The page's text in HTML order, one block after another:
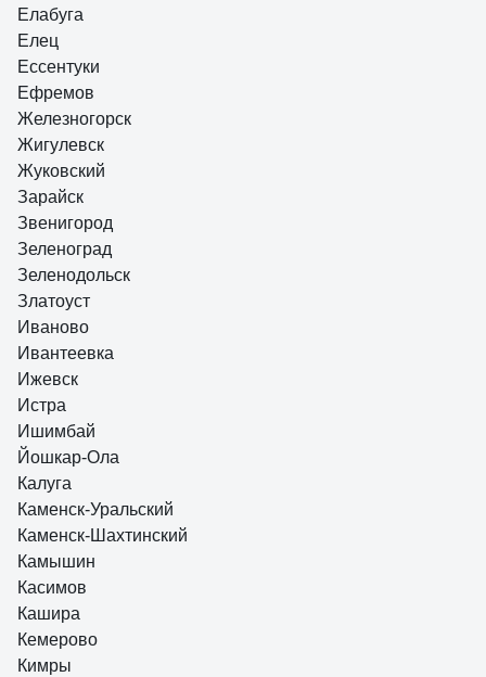
Елабуга
Елец
Ессентуки
Ефремов
Железногорск
Жигулевск
Жуковский
Зарайск
Звенигород
Зеленоград
Зеленодольск
Златоуст
Иваново
Ивантеевка
Ижевск
Истра
Ишимбай
Йошкар-Ола
Калуга
Каменск-Уральский
Каменск-Шахтинский
Камышин
Касимов
Кашира
Кемерово
Кимры